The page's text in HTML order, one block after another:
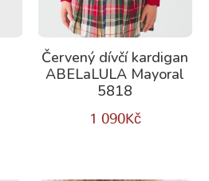
Červený dívčí kardigan
ABELaLULA Mayoral
5818
1 090Kč